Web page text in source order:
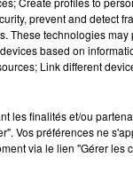
hospitalier de
couteau, l'autre,
diagnostic
prevent and detect
These technologies may
based on
Link different
les finalités et/ou
Vos préférences ne
via le lien "Gérer les